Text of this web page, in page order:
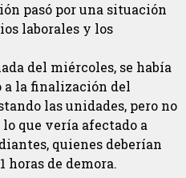
pasó por una situación
laborales y los
del miércoles, se había
a la finalización del
las unidades, pero no
que vería afectado a
quienes deberían
horas de demora.